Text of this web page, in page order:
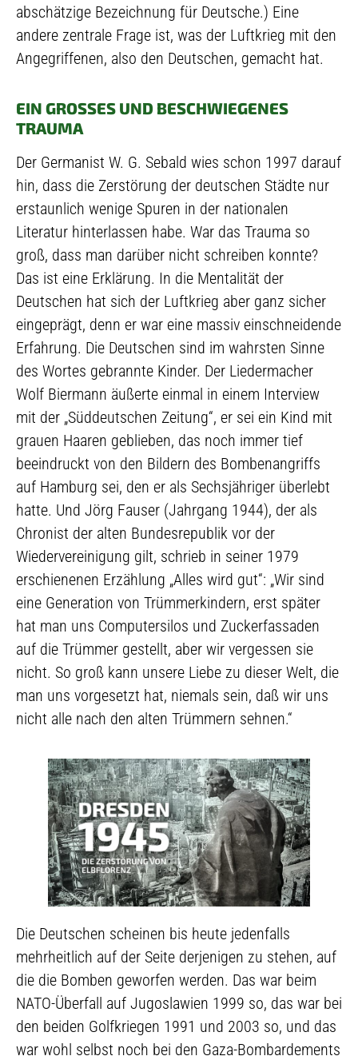
abschätzige Bezeichnung für Deutsche.) Eine
andere zentrale Frage ist, was der Luftkrieg mit den
Angegriffenen, also den Deutschen, gemacht hat.
EIN GROSSES UND BESCHWIEGENES T
RAUMA
Der Germanist W. G. Sebald wies schon 1997 darauf
hin, dass die Zerstörung der deutschen Städte nur
erstaunlich wenige Spuren in der nationalen
Literatur hinterlassen habe. War das Trauma so
groß, dass man darüber nicht schreiben konnte?
Das ist eine Erklärung. In die Mentalität der
Deutschen hat sich der Luftkrieg aber ganz sicher
eingeprägt, denn er war eine massiv einschneidende
Erfahrung. Die Deutschen sind im wahrsten Sinne
des Wortes gebrannte Kinder. Der Liedermacher
Wolf Biermann äußerte einmal in einem Interview
mit der „Süddeutschen Zeitung“, er sei ein Kind mit
grauen Haaren geblieben, das noch immer tief
beeindruckt von den Bildern des Bombenangriffs
auf Hamburg sei, den er als Sechsjähriger überlebt
hatte. Und Jörg Fauser (Jahrgang 1944), der als
Chronist der alten Bundesrepublik vor der
Wiedervereinigung gilt, schrieb in seiner 1979
erschienenen Erzählung „Alles wird gut“: „Wir sind
eine Generation von Trümmerkindern, erst später
hat man uns Computersilos und Zuckerfassaden
auf die Trümmer gestellt, aber wir vergessen sie
nicht. So groß kann unsere Liebe zu dieser Welt, die
man uns vorgesetzt hat, niemals sein, daß wir uns
nicht alle nach den alten Trümmern sehnen.“
Die Deutschen scheinen bis heute jedenfalls
mehrheitlich auf der Seite derjenigen zu stehen, auf
die die Bomben geworfen werden. Das war beim
NATO-Überfall auf Jugoslawien 1999 so, das war bei
den beiden Golfkriegen 1991 und 2003 so, und das
war wohl selbst noch bei den Gaza-Bombardements